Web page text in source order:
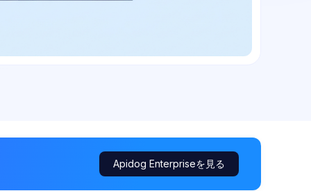
Apidog Enterpriseを見る